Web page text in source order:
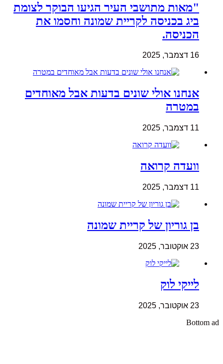
"מאות מתושבי העיר הגיעו הבוקר לצומת
ביג בכניסה לקריית שמונה וחסמו את
הכניסה.
16 דצמבר, 2025
אנחנו אולי שונים בדעות אבל מאוחדים
במטרה
11 דצמבר, 2025
וועדה קרואה
11 דצמבר, 2025
בן גוריון של קריית שמונה
23 אוקטובר, 2025
לייקי לוק
23 אוקטובר, 2025
Bottom ad